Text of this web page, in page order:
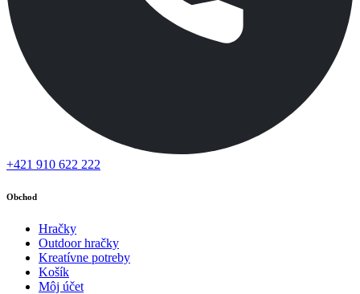
+421 910 622 222
Obchod
Hračky
Outdoor hračky
Kreatívne potreby
Košík
Môj účet